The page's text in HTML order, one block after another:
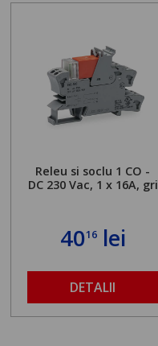
Releu si soclu 1 CO -
DC 230 Vac, 1 x 16A, gri
4016lei
DETALII